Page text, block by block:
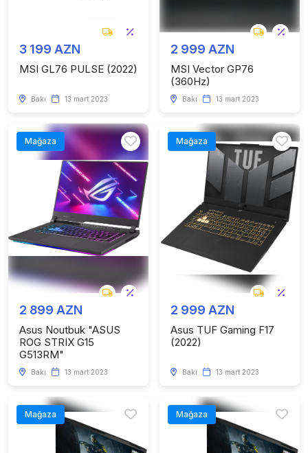
3 199 AZN
MSI GL76 PULSE (2022)
Bakı 13 mart 2023
2 999 AZN
MSI Vector GP76
(360Hz)
Bakı 13 mart 2023
Mağaza
2 899 AZN
Asus Noutbuk "ASUS
ROG STRIX G15
G513RM"
Bakı 13 mart 2023
Mağaza
2 999 AZN
Asus TUF Gaming F17
(2022)
Bakı 13 mart 2023
Mağaza Mağaza